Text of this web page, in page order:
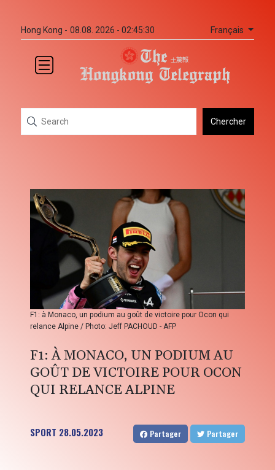
Hong Kong - 08.08. 2026 - 02:45:30 Français
Chercher
F1: à Monaco, un podium au goût de victoire pour Ocon qui
relance Alpine / Photo: Jeff PACHOUD - AFP
F1: À MONACO, UN PODIUM AU
GOÛT DE VICTOIRE POUR OCON
QUI RELANCE ALPINE
SPORT 28.05.2023 Partager Partager